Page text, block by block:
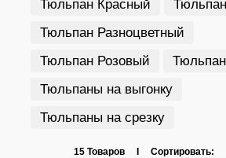
Тюльпан Красный
Тюльпан Разноцветный
Тюльпан Розовый
Тюльпаны на выгонку
Тюльпаны на срезку
15 Товаров I Сортировать: